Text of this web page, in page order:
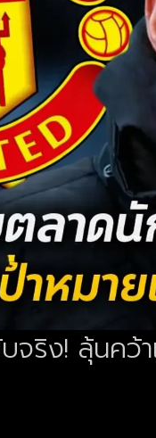
ริง! ลุ้นคว้